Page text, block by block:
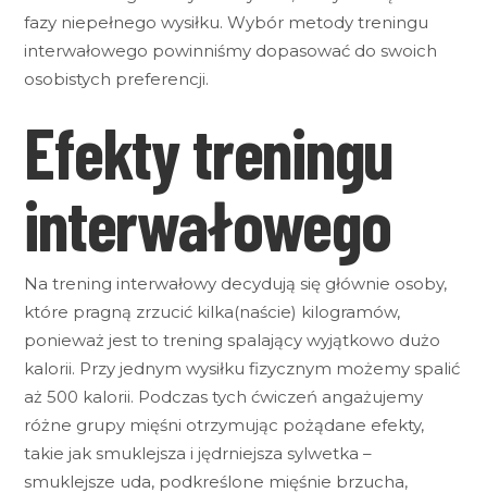
fazy niepełnego wysiłku. Wybór metody treningu
interwałowego powinniśmy dopasować do swoich
osobistych preferencji.
Efekty treningu
interwałowego
Na trening interwałowy decydują się głównie osoby,
które pragną zrzucić kilka(naście) kilogramów,
ponieważ jest to trening spalający wyjątkowo dużo
kalorii. Przy jednym wysiłku fizycznym możemy spalić
aż 500 kalorii. Podczas tych ćwiczeń angażujemy
różne grupy mięśni otrzymując pożądane efekty,
takie jak smuklejsza i jędrniejsza sylwetka –
smuklejsze uda, podkreślone mięśnie brzucha,